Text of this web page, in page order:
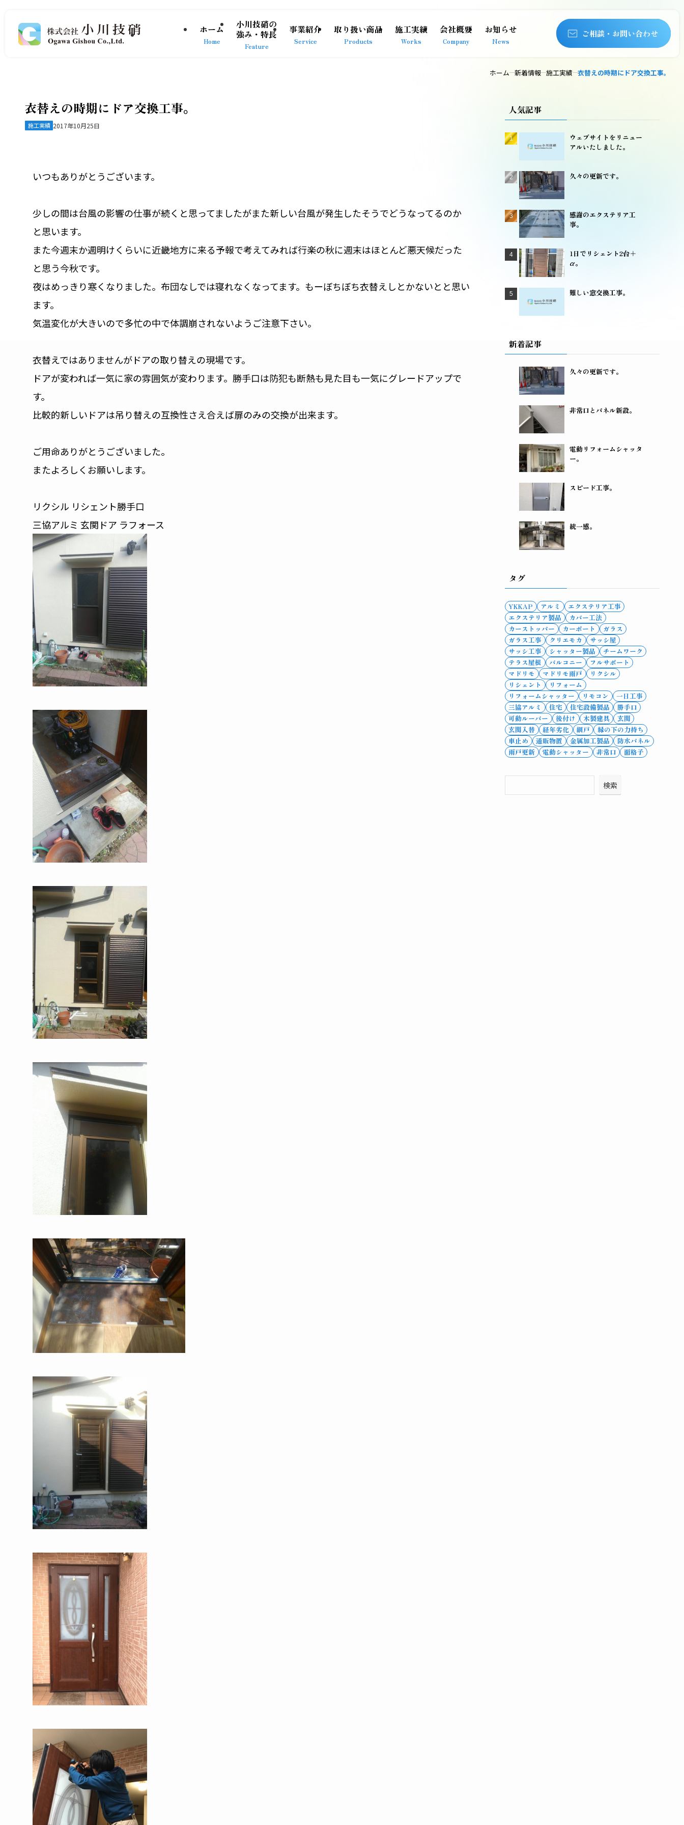
ご相談・お問い合わせ
ホーム
Home
小川技硝の
強み・特長
Feature
事業紹介
Service
取り扱い商品
Products
施工実績
Works
会社概要
Company
お知らせ
News
ホーム 新着情報 施工実績 衣替えの時期にドア交換工事。
衣替えの時期にドア交換工事。
施工実績 2017年10月25日
いつもありがとうございます。
少しの間は台風の影響の仕事が続くと思ってましたがまた新しい台風が発生したそうでどうなってるのか
と思います。
また今週末か週明けくらいに近畿地方に来る予報で考えてみれば行楽の秋に週末はほとんど悪天候だった
と思う今秋です。
夜はめっきり寒くなりました。布団なしでは寝れなくなってます。もーぼちぼち衣替えしとかないとと思い
ます。
気温変化が大きいので多忙の中で体調崩されないようご注意下さい。
衣替えではありませんがドアの取り替えの現場です。
ドアが変われば一気に家の雰囲気が変わります。勝手口は防犯も断熱も見た目も一気にグレードアップで
す。
比較的新しいドアは吊り替えの互換性さえ合えば扉のみの交換が出来ます。
ご用命ありがとうございました。
またよろしくお願いします。
リクシル リシェント勝手口
三協アルミ 玄関ドア ラフォース
人気記事
ウェブサイトをリニュー
アルいたしました。
久々の更新です。
感謝のエクステリア工
事。
1日でリシェント2台＋
α。
難しい窓交換工事。
新着記事
久々の更新です。
非常口とパネル新設。
電動リフォームシャッタ
ー。
スピード工事。
統一感。
タグ
YKKAP アルミ
エクステリア工事
エクステリア製品
カバー工法
カーストッパー
カーポート
ガラス
ガラス工事
クリエモカ
サッシ屋
サッシ工事
シャッター製品
チームワーク
テラス屋根
バルコニー
フルサポート
マドリモ
マドリモ雨戸
リクシル
リシェント
リフォーム
リフォームシャッター
リモコン
一日工事
三協アルミ
住宅 住宅設備製品
勝手口
可動ルーバー
後付け 木製建具
玄関
玄関入替
経年劣化 網戸
縁の下の力持ち
車止め
通販物置 金属加工製品
防水パネル
雨戸更新
電動シャッター 非常口 面格子
検索